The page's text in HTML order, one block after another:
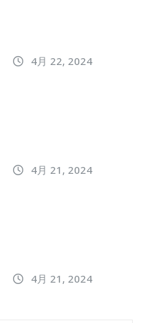
4月 22, 2024
4月 21, 2024
4月 21, 2024